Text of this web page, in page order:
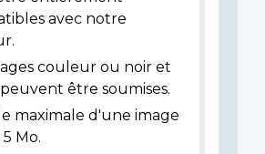
avec notre
couleur ou noir et
être soumises.
maximale d'une image
Mo.